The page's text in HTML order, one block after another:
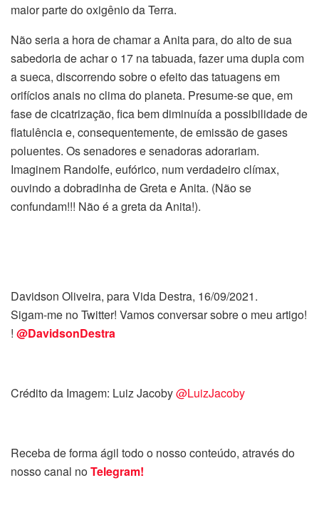
maior parte do oxigênio da Terra.
Não seria a hora de chamar a Anita para, do alto de sua
sabedoria de achar o 17 na tabuada, fazer uma dupla com
a sueca, discorrendo sobre o efeito das tatuagens em
orifícios anais no clima do planeta. Presume-se que, em
fase de cicatrização, fica bem diminuída a possibilidade de
flatulência e, consequentemente, de emissão de gases
poluentes. Os senadores e senadoras adorariam.
Imaginem Randolfe, eufórico, num verdadeiro clímax,
ouvindo a dobradinha de Greta e Anita. (Não se
confundam!!! Não é a greta da Anita!).
Davidson Oliveira, para Vida Destra, 16/09/2021.
Sigam-me no Twitter! Vamos conversar sobre o meu artigo!
! @DavidsonDestra
Crédito da Imagem: Luiz Jacoby@LuizJacoby
Receba de forma ágil todo o nosso conteúdo, através do
nosso canal noTelegram!